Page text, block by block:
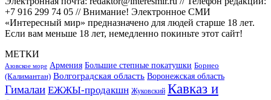
+7 916 299 74 05 // Внимание! Электронное СМИ
«Интересный мир» предназначено для людей старше 18 лет.
Если вам меньше 18 лет, немедленно покиньте этот сайт!
МЕТКИ
Азовское море Армения Большие степные покатушки Борнео
(Калимантан) Волгоградская область Воронежская область
Гималаи ЕЖЖЫ-продакшн Жуковский Кавказ и